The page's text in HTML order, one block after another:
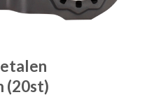
(20st)